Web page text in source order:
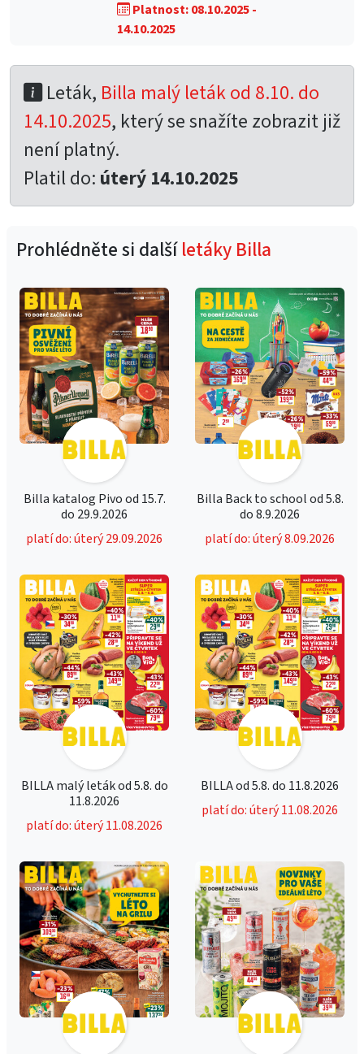
Platnost: 08.10.2025 -
14.10.2025
Leták, Billa malý leták od 8.10. do
14.10.2025, který se snažíte zobrazit již
není platný.
Platil do: úterý 14.10.2025
Prohlédněte si dalšíletáky Billa
Billa katalog Pivo od 15.7.
do 29.9.2026
platí do: úterý 29.09.2026
Billa Back to school od 5.8.
do 8.9.2026
platí do: úterý 8.09.2026
BILLA malý leták od 5.8. do
11.8.2026
platí do: úterý 11.08.2026
BILLA od 5.8. do 11.8.2026
platí do: úterý 11.08.2026